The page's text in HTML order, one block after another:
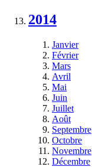
2014
Janvier
Février
Mars
Avril
Mai
Juin
Juillet
Août
Septembre
Octobre
Novembre
Décembre